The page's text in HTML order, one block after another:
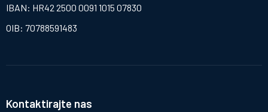
IBAN: HR42 2500 0091 1015 07830
OIB: 70788591483
Kontaktirajte nas